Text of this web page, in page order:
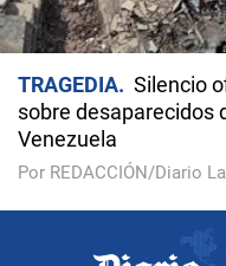
TRAGEDIA
Silencio
sobre desaparecidos
Venezuela
Por REDACCIÓN/Diario